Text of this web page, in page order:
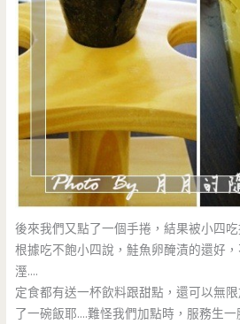
後來我們又點了一個手捲，結果被小四
根據吃不飽小四說，鮭魚卵醃漬的還好
溼….
定食都有送一杯飲料跟甜點，還可以無
了一碗飯耶….難怪我們加點時，服務生